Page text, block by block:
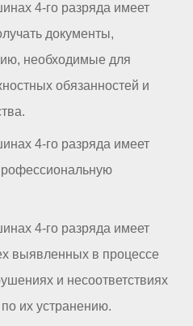
4-го разряда имеет
документы,
необходимые для
обязанностей и
4-го разряда имеет
4-го разряда имеет
выявленных в процессе
и несоответствиях
их устранению.